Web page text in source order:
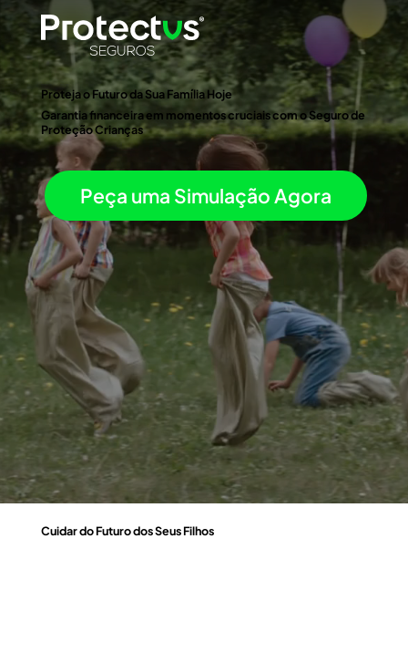
Proteja o Futuro da Sua Família Hoje
Garantia financeira em momentos cruciais com o Seguro de
Proteção Crianças
Peça uma Simulação Agora
Cuidar do Futuro dos Seus Filhos